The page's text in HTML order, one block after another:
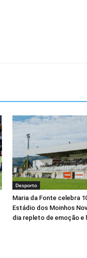
Desporto
Maria da Fonte celebra
Estádio dos Moinhos
dia repleto de emoção e